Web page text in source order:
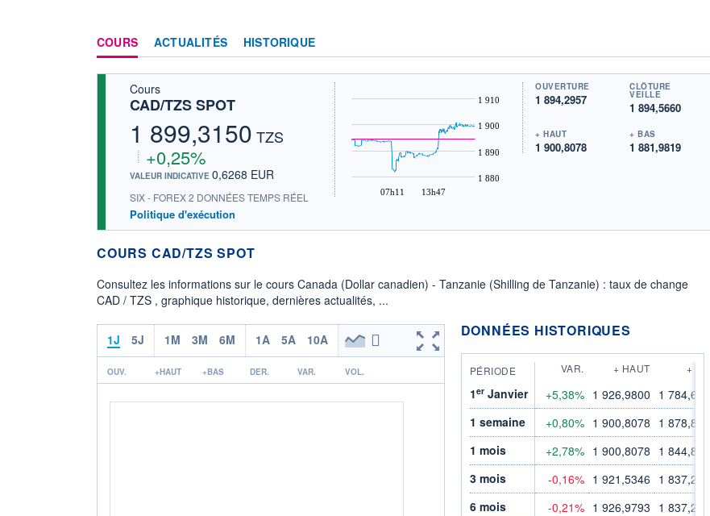
COURS ACTUALITÉS HISTORIQUE
Cours
CAD/TZS SPOT
1 899,3150 TZS
+0,25%
VALEUR INDICATIVE 0,6268 EUR
SIX - FOREX 2 DONNÉES TEMPS RÉEL
Politique d'exécution
07h11 13h47
1 880
1 890
1 900
1 910
OUVERTURE
1 894,2957
CLÔTURE
VEILLE
1 894,5660
+ HAUT
1 900,8078
+ BAS
1 881,9819
COURS CAD/TZS SPOT
Consultez les informations sur le cours Canada (Dollar canadien) - Tanzanie (Shilling de Tanzanie) : taux de change
CAD / TZS , graphique historique, dernières actualités, ...
1J 5J 1M 3M 6M 1A 5A 10A
OUV. +HAUT +BAS DER. VAR. VOL.
DONNÉES HISTORIQUES
PÉRIODE VAR. + HAUT + BAS
1erJanvier +5,38% 1 926,9800 1 784,6100
1 semaine
+0,80% 1 900,8078 1 878,8842
1 mois
+2,78% 1 900,8078 1 844,8537
3 mois
-0,16% 1 921,5346 1 837,2034
6 mois
-0,21% 1 926,9793 1 837,2034